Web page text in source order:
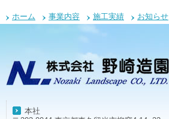
ホーム 事業内容 施工実績 お知らせ
本社